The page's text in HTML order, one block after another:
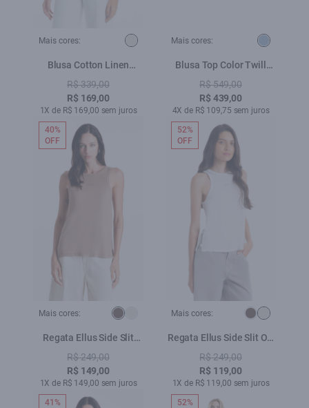
Mais cores:
Blusa Cotton Linen
Serenity Beauty Natural
R$ 339,00
R$ 169,00
1X de R$ 169,00 sem juros
Mais cores:
Blusa Top Color Twill
Power Azul Jeans
R$ 549,00
R$ 439,00
4X de R$ 109,75 sem juros
Mais cores:
Regata Ellus Side Slit
Havana
R$ 249,00
R$ 149,00
1X de R$ 149,00 sem juros
40%
OFF
Mais cores:
Regata Ellus Side Slit Off
White
R$ 249,00
R$ 119,00
1X de R$ 119,00 sem juros
52%
OFF
41%
52%